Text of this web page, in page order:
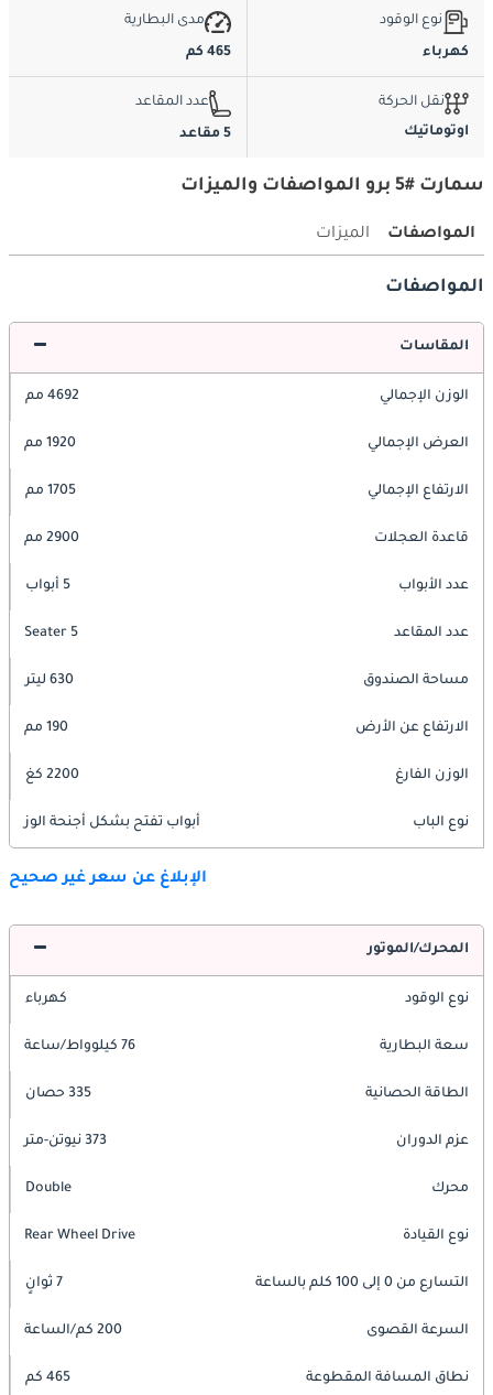
نوع الوقود
كهرباء
مدى البطارية
465 كم
نقل الحركة
اوتوماتيك
عدد المقاعد
5 مقاعد
سمارت #5 برو المواصفات والميزات
المواصفات الميزات
المواصفات
المقاسات
الوزن الإجمالي 4692 مم
العرض الإجمالي 1920 مم
الارتفاع الإجمالي 1705 مم
قاعدة العجلات 2900 مم
عدد الأبواب 5 أبواب
عدد المقاعد 5 Seater
مساحة الصندوق 630 ليتر
الارتفاع عن الأرض 190 مم
الوزن الفارغ 2200 كغ
نوع الباب أبواب تفتح بشكل أجنحة الوز
الإبلاغ عن سعر غير صحيح
المحرك/الموتور
نوع الوقود كهرباء
سعة البطارية 76 كيلوواط/ساعة
الطاقة الحصانية 335 حصان
عزم الدوران 373 نيوتن-متر
محرك Double
نوع القيادة Rear Wheel Drive
التسارع من 0 إلى 100 كلم بالساعة 7 ثوانٍ
السرعة القصوى 200 كم/الساعة
نطاق المسافة المقطوعة 465 كم